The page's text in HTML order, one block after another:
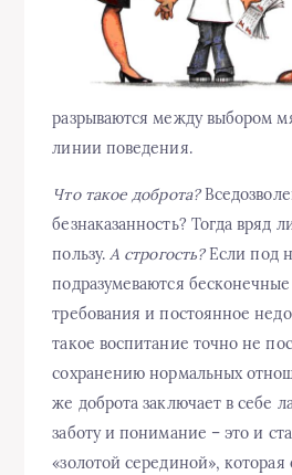
разрываются между выбором
линии поведения.
Что такое доброта?
безнаказанность? Тогда вряд
пользу.А строгость?Если под
подразумеваются
требования и постоянное
такое воспитание точно не
сохранению нормальных
же доброта заключает в себе
заботу и понимание – это и
«золотой серединой»,